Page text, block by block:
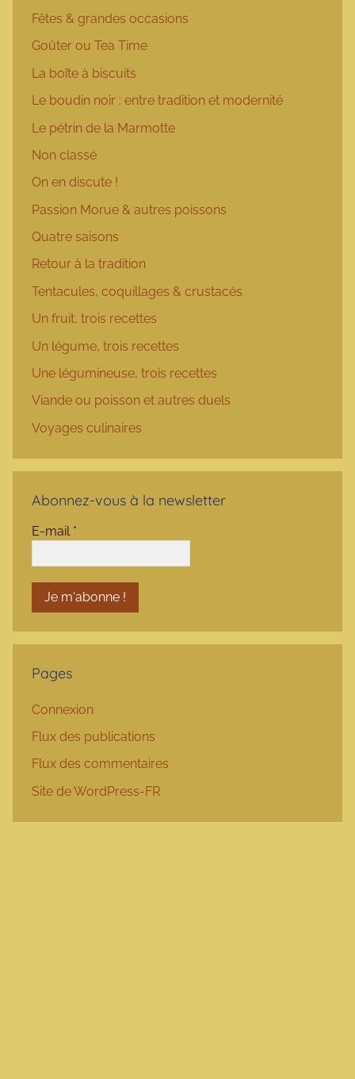
Fêtes & grandes occasions
Goûter ou Tea Time
La boîte à biscuits
Le boudin noir : entre tradition et modernité
Le pétrin de la Marmotte
Non classé
On en discute !
Passion Morue & autres poissons
Quatre saisons
Retour à la tradition
Tentacules, coquillages & crustacés
Un fruit, trois recettes
Un légume, trois recettes
Une légumineuse, trois recettes
Viande ou poisson et autres duels
Voyages culinaires
Abonnez-vous à la newsletter
E-mail *
Pages
Connexion
Flux des publications
Flux des commentaires
Site de WordPress-FR